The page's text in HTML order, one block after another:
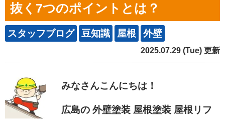
抜く7つのポイントとは？
スタッフブログ 豆知識 屋根 外壁
2025.07.29 (Tue) 更新
みなさんこんにちは！
広島の 外壁塗装 屋根塗装 屋根リフ